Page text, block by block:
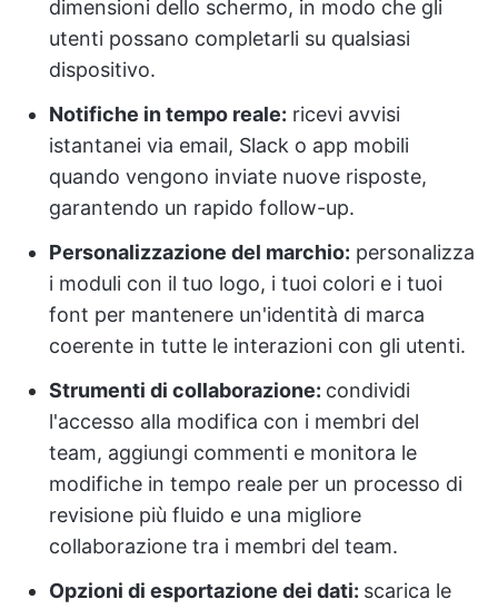
dimensioni dello schermo, in modo che gli
utenti possano completarli su qualsiasi
dispositivo.
Notifiche in tempo reale: ricevi avvisi
istantanei via email, Slack o app mobili
quando vengono inviate nuove risposte,
garantendo un rapido follow-up.
Personalizzazione del marchio: personalizza
i moduli con il tuo logo, i tuoi colori e i tuoi
font per mantenere un'identità di marca
coerente in tutte le interazioni con gli utenti.
Strumenti di collaborazione: condividi
l'accesso alla modifica con i membri del
team, aggiungi commenti e monitora le
modifiche in tempo reale per un processo di
revisione più fluido e una migliore
collaborazione tra i membri del team.
Opzioni di esportazione dei dati: scarica le